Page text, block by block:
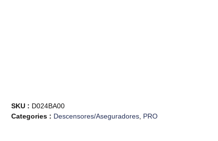
SKU : D024BA00
Categories : Descensores/Aseguradores PRO